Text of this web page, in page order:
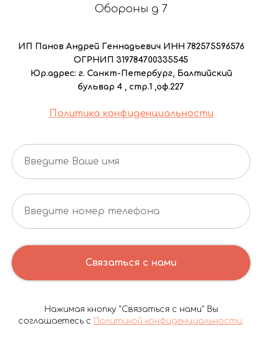
Обороны д 7
ИП Панов Андрей Геннадьевич ИНН 782575596576
ОГРНИП 319784700335545
Юр.адрес: г. Санкт-Петербург, Балтийский
бульвар 4 , стр.1 ,оф.227
Политика конфиденциальности
Связаться с нами
Нажимая кнопку "Связаться с нами" Вы
соглашаетесь с
Политикой конфиденциальности